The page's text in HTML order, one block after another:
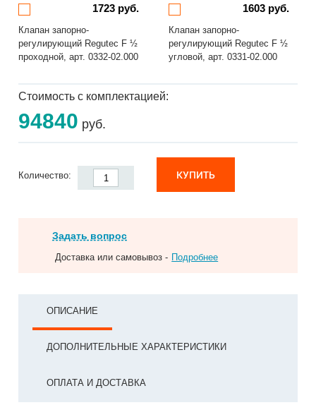
1723 руб.
Клапан запорно-
регулирующий Regutec F ½
проходной, арт. 0332-02.000
1603 руб.
Клапан запорно-
регулирующий Regutec F ½
угловой, арт. 0331-02.000
Стоимость с комплектацией:
94840 руб.
Количество: КУПИТЬ
Задать вопрос
Доставка или самовывоз - Подробнее
ОПИСАНИЕ
ДОПОЛНИТЕЛЬНЫЕ ХАРАКТЕРИСТИКИ
ОПЛАТА И ДОСТАВКА